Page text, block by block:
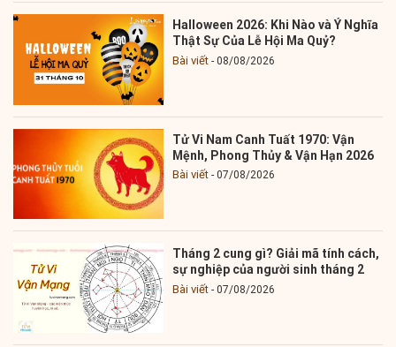
Halloween 2026: Khi Nào và Ý Nghĩa
Thật Sự Của Lễ Hội Ma Quỷ?
Bài viết 08/08/2026
Tử Vi Nam Canh Tuất 1970: Vận
Mệnh, Phong Thủy & Vận Hạn 2026
Bài viết 07/08/2026
Tháng 2 cung gì? Giải mã tính cách,
sự nghiệp của người sinh tháng 2
Bài viết 07/08/2026